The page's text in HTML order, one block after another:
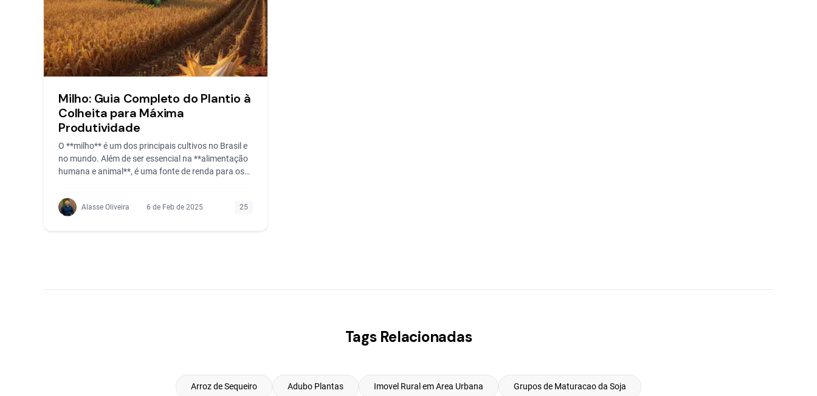
Milho: Guia Completo do Plantio à
Colheita para Máxima
Produtividade
O **milho** é um dos principais cultivos no Brasil e
no mundo. Além de ser essencial na **alimentação
humana e animal**, é uma fonte de renda para os
Alasse Oliveira 6 de Feb de 2025 25
Tags Relacionadas
Arroz de Sequeiro Adubo Plantas Imovel Rural em Area Urbana Grupos de Maturacao da Soja